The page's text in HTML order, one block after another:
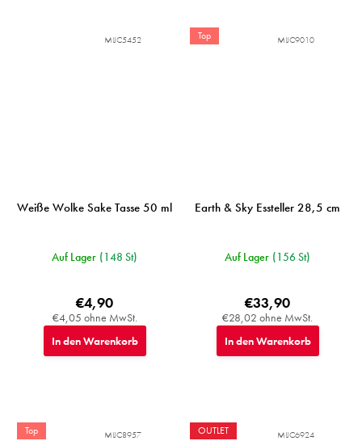
Weiße Wolke Sake Tasse 50 ml
Auf Lager (148 St)
€4,05 ohne MwSt.
€4,90
In den Warenkorb
MIJC5452 Top
Earth & Sky Essteller 28,5 cm
Auf Lager (156 St)
€28,02 ohne MwSt.
€33,90
In den Warenkorb
MIJC9010
Top MIJC8957 OUTLET MIJC6924